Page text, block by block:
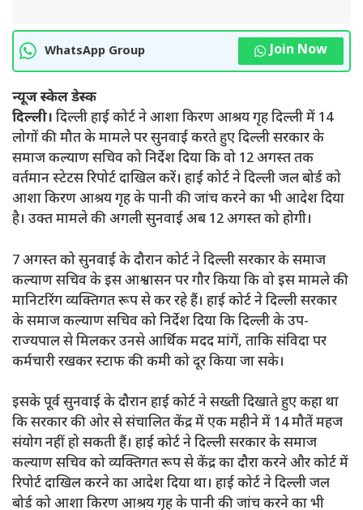
WhatsApp Group Join Now
न्यूज स्केल डेस्क
दिल्ली। दिल्ली हाई कोर्ट ने आशा किरण आश्रय गृह दिल्ली में 14
लोगों की मौत के मामले पर सुनवाई करते हुए दिल्ली सरकार के
समाज कल्याण सचिव को निर्देश दिया कि वो 12 अगस्त तक
वर्तमान स्टेटस रिपोर्ट दाखिल करें। हाई कोर्ट ने दिल्ली जल बोर्ड को
आशा किरण आश्रय गृह के पानी की जांच करने का भी आदेश दिया
है। उक्त मामले की अगली सुनवाई अब 12 अगस्त को होगी।
7 अगस्त को सुनवाई के दौरान कोर्ट ने दिल्ली सरकार के समाज
कल्याण सचिव के इस आश्वासन पर गौर किया कि वो इस मामले की
मानिटरिंग व्यक्तिगत रूप से कर रहे हैं। हाई कोर्ट ने दिल्ली सरकार
के समाज कल्याण सचिव को निर्देश दिया कि दिल्ली के उप-
राज्यपाल से मिलकर उनसे आर्थिक मदद मांगें, ताकि संविदा पर
कर्मचारी रखकर स्टाफ की कमी को दूर किया जा सके।
इसके पूर्व सुनवाई के दौरान हाई कोर्ट ने सख्ती दिखाते हुए कहा था
कि सरकार की ओर से संचालित केंद्र में एक महीने में 14 मौतें महज
संयोग नहीं हो सकती हैं। हाई कोर्ट ने दिल्ली सरकार के समाज
कल्याण सचिव को व्यक्तिगत रूप से केंद्र का दौरा करने और कोर्ट में
रिपोर्ट दाखिल करने का आदेश दिया था। हाई कोर्ट ने दिल्ली जल
बोर्ड को आशा किरण आश्रय गृह के पानी की जांच करने का भी